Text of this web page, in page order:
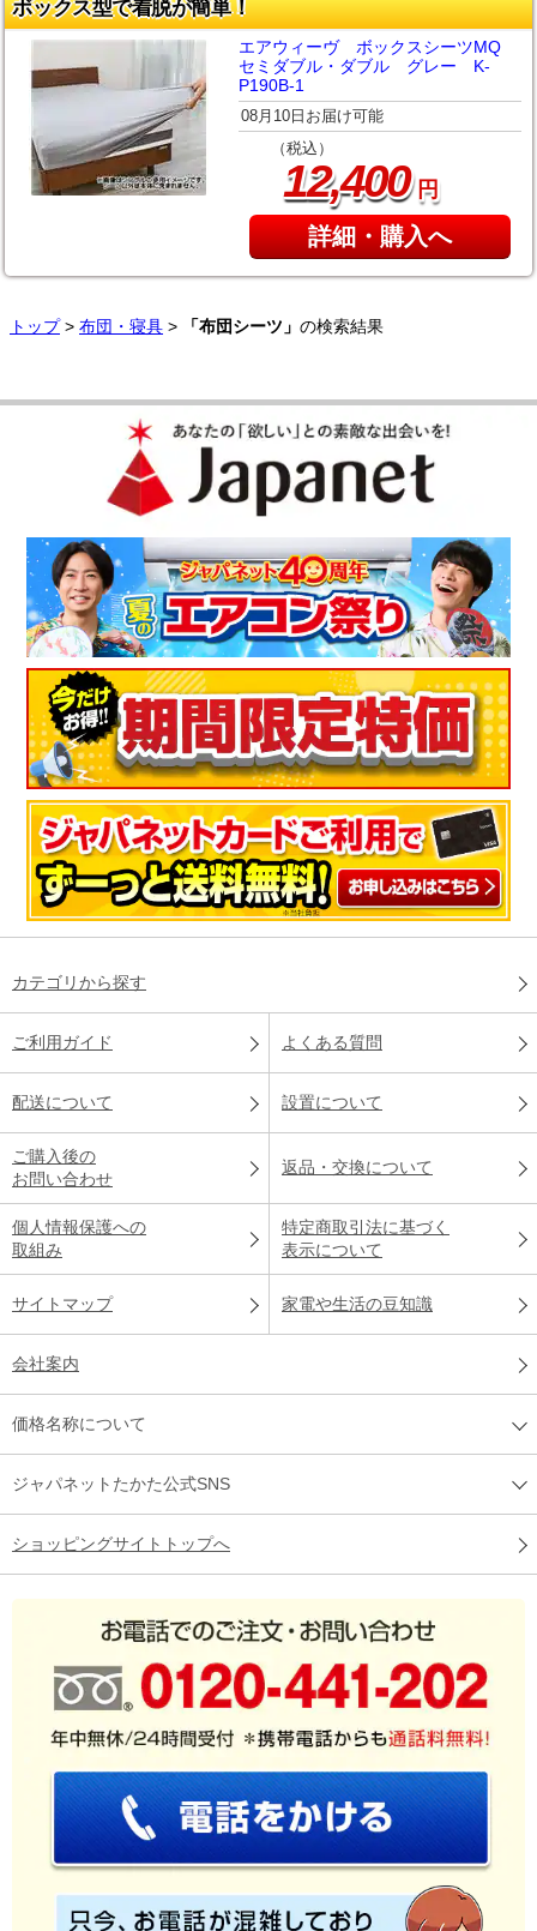
ボックス型で着脱が簡単！
エアウィーヴ ボックスシーツMQ
セミダブル・ダブル グレー K-
P190B-1
08月10日お届け可能
（税込）
12,400円
詳細・購入へ
トップ> 布団・寝具 > 「布団シーツ」 の検索結果
カテゴリから探す
ご利用ガイド よくある質問
配送について 設置について
ご購入後の
お問い合わせ
返品・交換について
個人情報保護への
取組み
特定商取引法に基づく
表示について
サイトマップ 家電や生活の豆知識
会社案内
価格名称について
ジャパネットたかた公式SNS
ショッピングサイトトップへ